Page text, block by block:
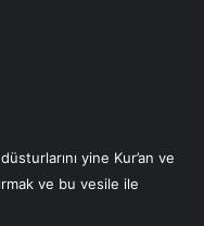
yine Kur’an ve
ve bu vesile ile